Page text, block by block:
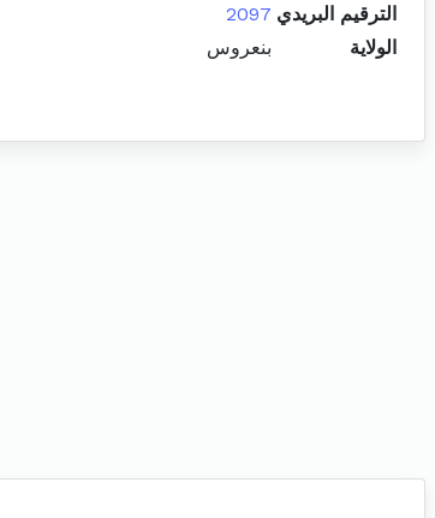
الترقيم البريدي 2097
الولاية
بنعروس